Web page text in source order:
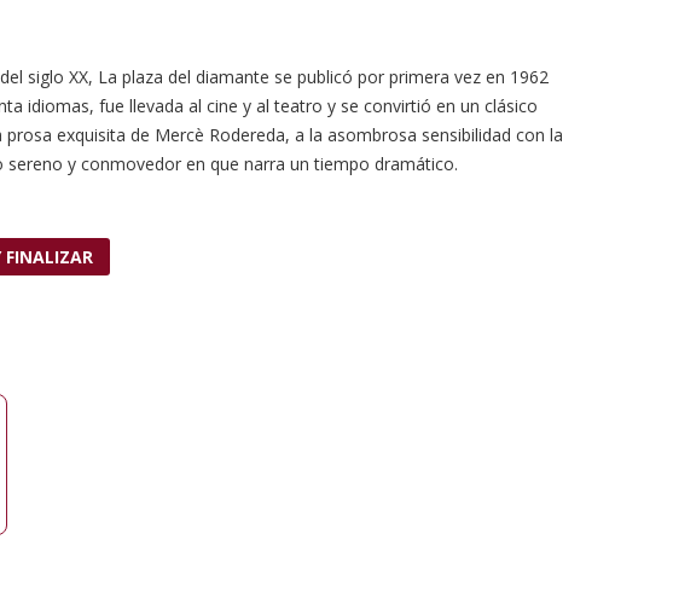
siglo XX, La plaza del diamante se publicó por primera vez en 1962
idiomas, fue llevada al cine y al teatro y se convirtió en un clásico
exquisita de Mercè Rodereda, a la asombrosa sensibilidad con la
y conmovedor en que narra un tiempo dramático.
FINALIZAR